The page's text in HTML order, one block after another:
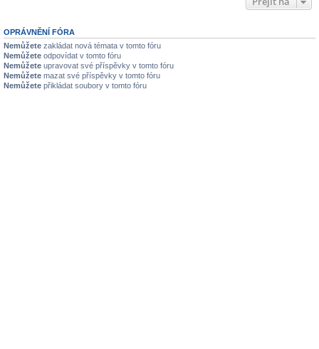
OPRÁVNĚNÍ FÓRA
Nemůžete zakládat nová témata v tomto fóru
Nemůžete odpovídat v tomto fóru
Nemůžete upravovat své příspěvky v tomto fóru
Nemůžete mazat své příspěvky v tomto fóru
Nemůžete přikládat soubory v tomto fóru